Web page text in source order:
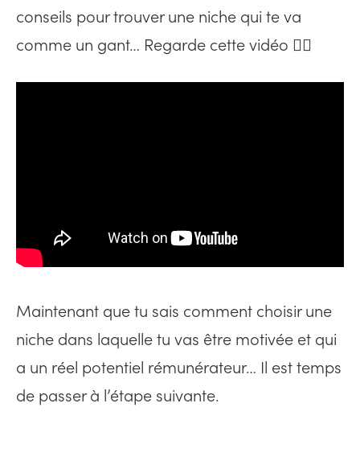
conseils pour trouver une niche qui te va
comme un gant… Regarde cette vidéo 👇🏻
Maintenant que tu sais comment choisir une
niche dans laquelle tu vas être motivée et qui
a un réel potentiel rémunérateur… Il est temps
de passer à l’étape suivante.